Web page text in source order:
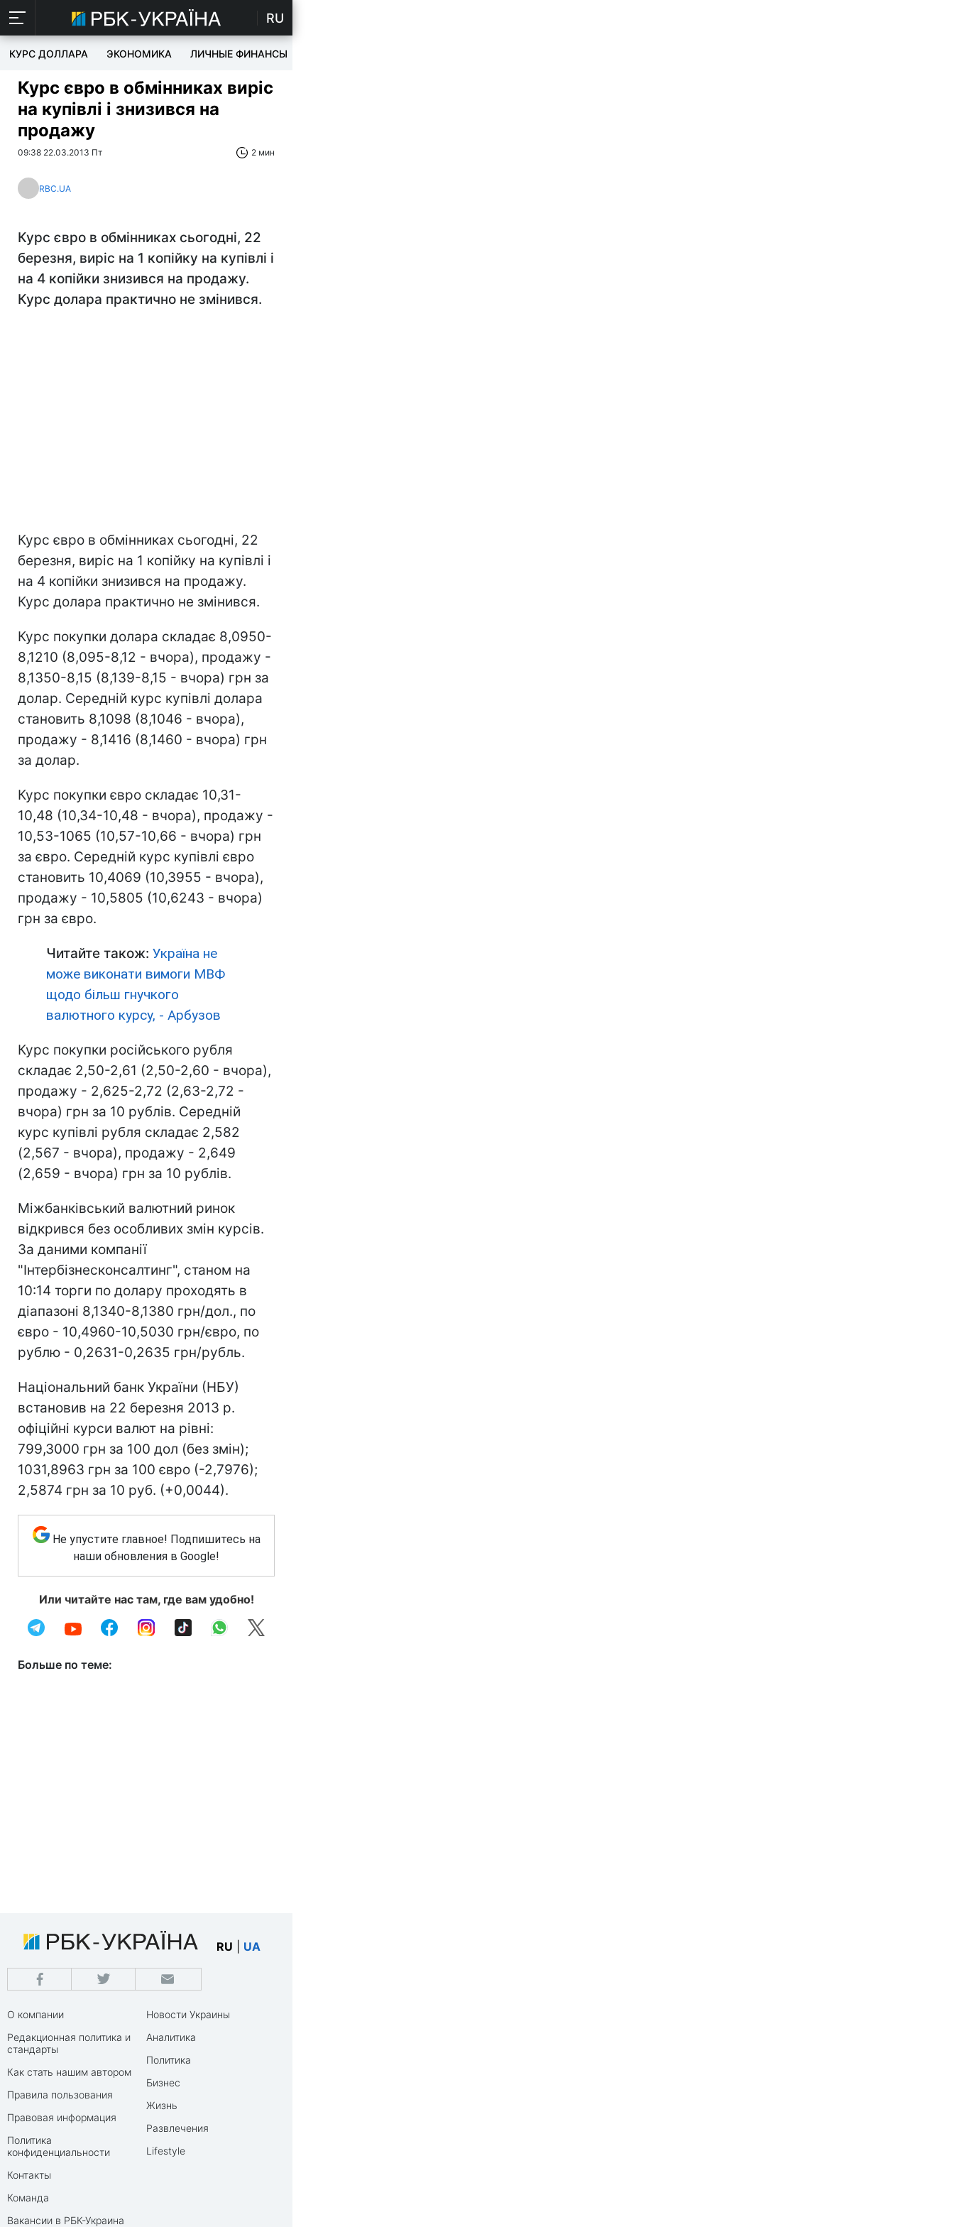
RU
КУРС ДОЛЛАРА ЭКОНОМИКА ЛИЧНЫЕ ФИНАНСЫ
Курс євро в обмінниках виріс
на купівлі і знизився на
продажу
09:38 22.03.2013 Пт 2 мин
RBC.UA
Курс євро в обмінниках сьогодні, 22
березня, виріс на 1 копійку на купівлі і
на 4 копійки знизився на продажу.
Курс долара практично не змінився.
Курс євро в обмінниках сьогодні, 22
березня, виріс на 1 копійку на купівлі і
на 4 копійки знизився на продажу.
Курс долара практично не змінився.
Курс покупки долара складає 8,0950-
8,1210 (8,095-8,12 - вчора), продажу -
8,1350-8,15 (8,139-8,15 - вчора) грн за
долар. Середній курс купівлі долара
становить 8,1098 (8,1046 - вчора),
продажу - 8,1416 (8,1460 - вчора) грн
за долар.
Курс покупки євро складає 10,31-
10,48 (10,34-10,48 - вчора), продажу -
10,53-1065 (10,57-10,66 - вчора) грн
за євро. Середній курс купівлі євро
становить 10,4069 (10,3955 - вчора),
продажу - 10,5805 (10,6243 - вчора)
грн за євро.
Читайте також: Україна не
може виконати вимоги МВФ
щодо більш гнучкого
валютного курсу, - Арбузов
Курс покупки російського рубля
складає 2,50-2,61 (2,50-2,60 - вчора),
продажу - 2,625-2,72 (2,63-2,72 -
вчора) грн за 10 рублів. Середній
курс купівлі рубля складає 2,582
(2,567 - вчора), продажу - 2,649
(2,659 - вчора) грн за 10 рублів.
Міжбанківський валютний ринок
відкрився без особливих змін курсів.
За даними компанії
"Інтербізнесконсалтинг", станом на
10:14 торги по долару проходять в
діапазоні 8,1340-8,1380 грн/дол., по
євро - 10,4960-10,5030 грн/євро, по
рублю - 0,2631-0,2635 грн/рубль.
Національний банк України (НБУ)
встановив на 22 березня 2013 р.
офіційні курси валют на рівні:
799,3000 грн за 100 дол (без змін);
1031,8963 грн за 100 євро (-2,7976);
2,5874 грн за 10 руб. (+0,0044).
Не упустите главное! Подпишитесь на
наши обновления в Google!
Или читайте нас там, где вам удобно!
Больше по теме:
RU UA
О компании
Редакционная политика и
стандарты
Как стать нашим автором
Правила пользования
Правовая информация
Политика
конфиденциальности
Контакты
Команда
Вакансии в РБК-Украина
Новости Украины
Аналитика
Политика
Бизнес
Жизнь
Развлечения
Lifestyle